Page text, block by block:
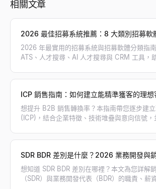
相關文章
2026 最佳招募系統推薦：8 大類別招募軟
2026 年最實用的招募系統與招募軟體分類指
ATS、人才搜尋、AI 人才搜尋與 CRM 工具，
ICP 銷售指南：如何建立能精準獲客的理
想提升 B2B 銷售轉換率？本指南帶您逐步建
(ICP)，結合企業特徵、技術堆疊與意向信號，
SDR BDR 差別是什麼？2026 業務開發與
想知道 SDR BDR 差別在哪裡？本文為您詳解
（SDR）與業務開發代表（BDR）的職責、薪